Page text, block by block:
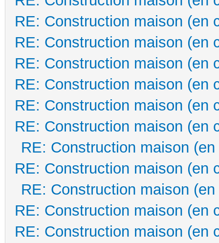
RE: Construction maison (en
RE: Construction maison (en
RE: Construction maison (en
RE: Construction maison (en
RE: Construction maison (en
RE: Construction maison (en
RE: Construction maison
RE: Construction maison (en
RE: Construction maison
RE: Construction maison (en
RE: Construction maison (en